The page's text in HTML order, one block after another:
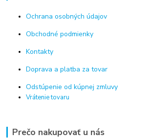
Ochrana osobných údajov
Obchodné podmienky
Kontakty
Doprava a platba za tovar
Odstúpenie od kúpnej zmluvy
Vrátenie tovaru
Prečo nakupovať u nás